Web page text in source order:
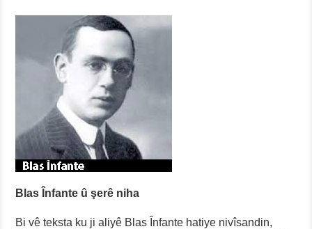
Blas Înfante û şerê niha
Bi vê teksta ku ji aliyê Blas Înfante hatiye nivîsandin,